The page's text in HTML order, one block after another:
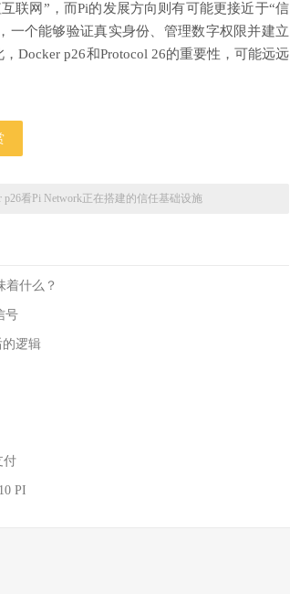
联网”，而Pi的发展方向则有可能更接近于“信
一个能够验证真实身份、管理数字权限并建立
Docker p26和Protocol 26的重要性，可能远远
p26看Pi Network正在搭建的信任基础设施
着什么？
号
的逻辑
付
PI